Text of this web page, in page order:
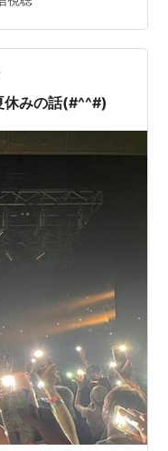
だいま #PIGMONZ
休みの話(#^^#)